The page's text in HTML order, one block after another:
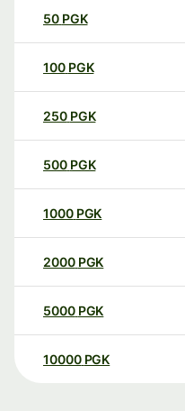
50 PGK
100 PGK
250 PGK
500 PGK
1000 PGK
2000 PGK
5000 PGK
10000 PGK